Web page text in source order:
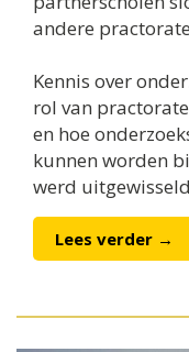
andere
Kennis over
rol van
en hoe
kunnen worden
werd
Lees verder →